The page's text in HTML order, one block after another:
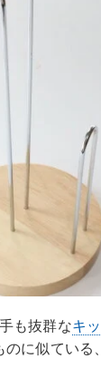
も抜群なキ
に似てい